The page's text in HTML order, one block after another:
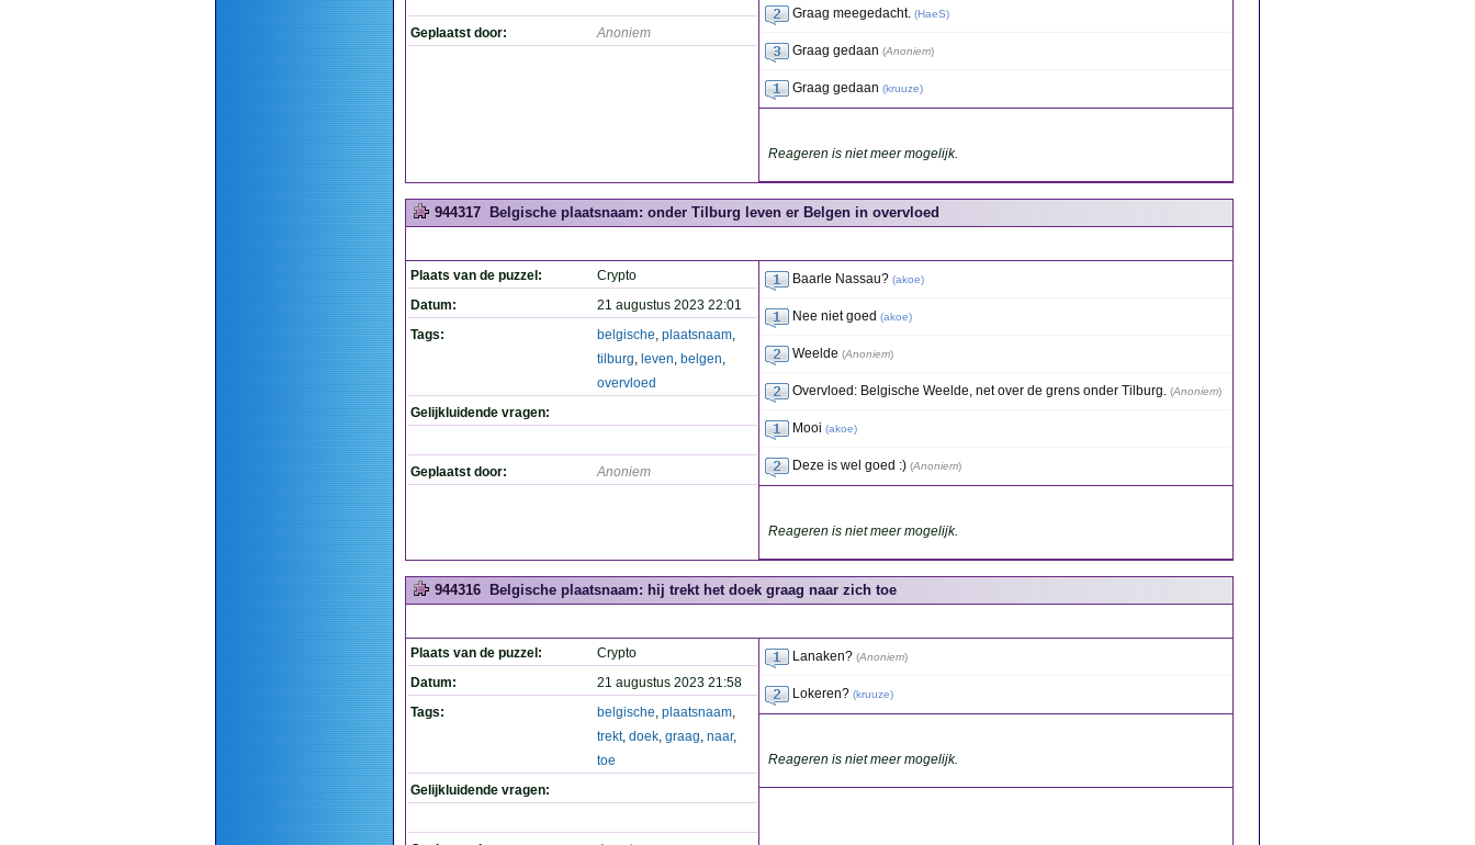
Geplaatst door: Anoniem
Graag meegedacht. (HaeS)
Graag gedaan (Anoniem)
Graag gedaan (kruuze)
Reageren is niet meer mogelijk.
944317 Belgische plaatsnaam: onder Tilburg leven er Belgen in overvloed
Plaats van de puzzel:
Crypto
Datum:
21 augustus 2023 22:01
Tags:
belgische, plaatsnaam,
tilburg, leven, belgen,
overvloed
Gelijkluidende vragen:
Geplaatst door: Anoniem
Baarle Nassau? (akoe)
Nee niet goed (akoe)
Weelde (Anoniem)
Overvloed: Belgische Weelde, net over de grens onder Tilburg. (Anoniem)
Mooi (akoe)
Deze is wel goed :) (Anoniem)
Reageren is niet meer mogelijk.
944316 Belgische plaatsnaam: hij trekt het doek graag naar zich toe
Plaats van de puzzel:
Crypto
Datum:
21 augustus 2023 21:58
Tags:
belgische, plaatsnaam,
trekt, doek, graag, naar,
toe
Gelijkluidende vragen:
Lanaken? (Anoniem)
Lokeren? (kruuze)
Reageren is niet meer mogelijk.